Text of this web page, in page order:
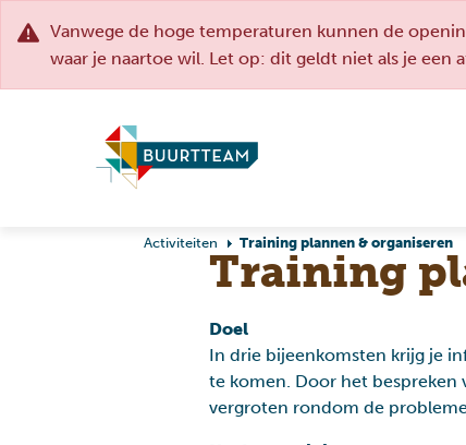
Vanwege de hoge temperaturen kunnen de
waar je naartoe wil. Let op: dit geldt niet als je een
opgroeien
Onderwijs &
Activiteiten Training plannen & organiseren
Training
Doel
In drie bijeenkomsten krijg je
te komen. Door het
vergroten rondom de